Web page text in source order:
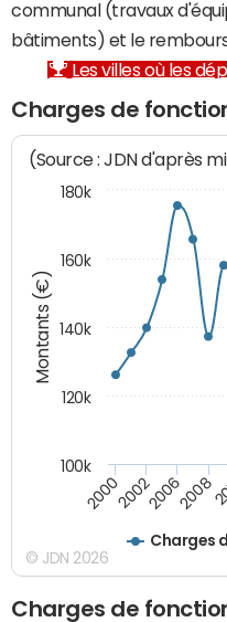
communal (travaux
bâtiments) et le
Les villes où les
Charges de
Montants (€)
(Source : JDN d'après
Charges
2000200220062008
100k
120k
140k
160k
180k
© JDN 2026
Charges de